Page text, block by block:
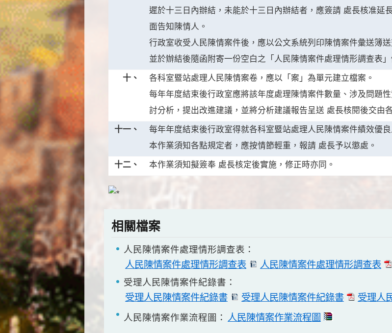
遲於十三日內辦結，未能於十三日內辦結者，應簽請 處長核准延
面告知陳情人。
行政室收受人民陳情案件後，應以公文系統列印陳情案件彙送簿
並於辦結後隨函附寄一份空白之「人民陳情案件處理情形調查表」
十、
各科室暨站處理人民陳情案卷，應以「案」為單元建立檔案。
每年年度結束後行政室應將該年度處理陳情案件數量、涉及問題
討分析，提出改進建議，並將分析建議報告呈送 處長核閱後交由
十一、
每年年度結束後行政室得就各科室暨站處理人民陳情案件績效優
本作業須知各點規定者，應按情節輕重，報請 處長予以懲處。
十二、 本作業須知擬簽奉 處長核定後實施，修正時亦同。
相關檔案
人民陳情案件處理情形調查表：
人民陳情案件處理情形調查表 人民陳情案件處理情形調查表
受理人民陳情案件紀錄書：
受理人民陳情案件紀錄書 受理人民陳情案件紀錄書 受理人
人民陳情案作業流程圖： 人民陳情案作業流程圖